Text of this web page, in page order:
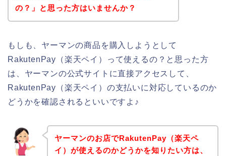
の？」と思った方はいませんか？
もしも、ヤーマンの商品を購入しようとして
RakutenPay（楽天ペイ）って使えるの？と思った方
は、ヤーマンの公式サイトに直接アクセスして、
RakutenPay（楽天ペイ）の支払いに対応しているのか
どうかを確認されるといいですよ♪
ヤーマンのお店でRakutenPay（楽天ペ
イ）が使えるのかどうかを知りたい方は、